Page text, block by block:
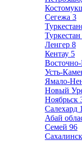
Сегежа 3
Туркестан
Ленгер 8
Кентау 5
Восточно-
Усть-
Ямало-
Новый
Ноябрьск
Салехард
Абай
Семей 96